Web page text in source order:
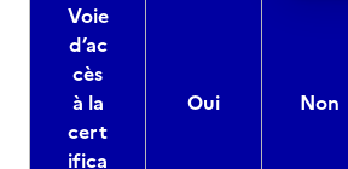
Voie
d’ac
cès
à la
cert
ifica
Oui Non